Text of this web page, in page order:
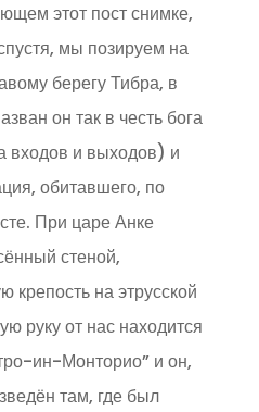
этот пост снимке,
мы позируем на
берегу Тибра, в
он так в честь бога
входов и выходов) и
обитавшего, по
При царе Анке
стеной,
крепость на этрусской
руку от нас находится
ин-Монторио” и он,
там, где был